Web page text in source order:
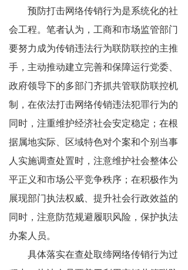
预防打击网络传销行为是系统化的社
会工程。笔者认为，工商和市场监管部门
要努力成为传销违法行为联防联控的主推
手，主动推动建立完善和保障运行党委、
政府领导下的多部门齐抓共管联防联控机
制，在依法打击网络传销违法犯罪行为的
同时，注重维护经济社会安定稳定；在根
据属地实际、区域特色对个案和个别当事
人实施调查处置时，注意维护社会整体公
平正义和市场公平竞争秩序；在积极作为
展现部门执法权威、提升社会行政效益的
同时，注意防范规避履职风险，保护执法
办案人员。
具体落实在查处取缔网络传销行为过